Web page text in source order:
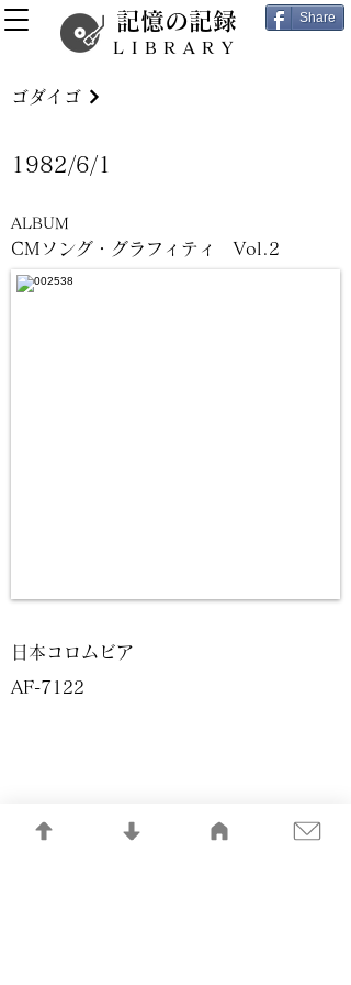
記憶の記録
LIBRARY
Share
CMソング・グラフィティ Vol.2
ゴダイゴ
1982/6/1
ALBUM
日本コロムビア
AF-7122